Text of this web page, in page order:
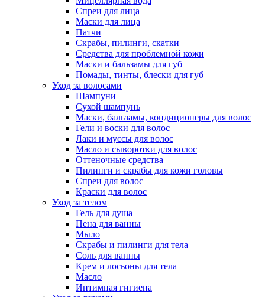
Спреи для лица
Маски для лица
Патчи
Скрабы, пилинги, скатки
Средства для проблемной кожи
Маски и бальзамы для губ
Помады, тинты, блески для губ
Уход за волосами
Шампуни
Сухой шампунь
Маски, бальзамы, кондиционеры для волос
Гели и воски для волос
Лаки и муссы для волос
Масло и сыворотки для волос
Оттеночные средства
Пилинги и скрабы для кожи головы
Спреи для волос
Краски для волос
Уход за телом
Гель для душа
Пена для ванны
Мыло
Скрабы и пилинги для тела
Соль для ванны
Крем и лосьоны для тела
Масло
Интимная гигиена